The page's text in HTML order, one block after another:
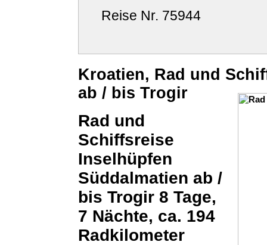
Reise Nr. 75944
Kroatien, Rad und
ab / bis Trogir
Rad und
Schiffsreise
Inselhüpfen
Süddalmatien ab /
bis Trogir 8 Tage,
7 Nächte, ca. 194
Radkilometer